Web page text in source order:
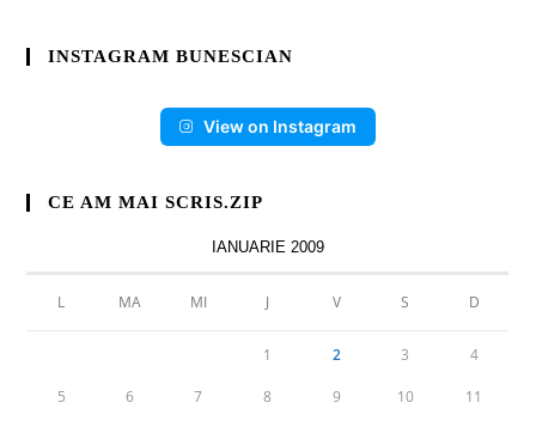
INSTAGRAM BUNESCIAN
View on Instagram
CE AM MAI SCRIS.ZIP
IANUARIE 2009
L MA MI J V S D
1 2 3 4
5 6 7 8 9 10 11